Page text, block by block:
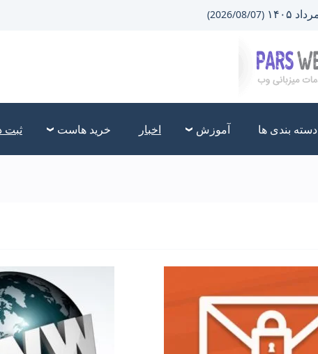
(2026/08/07)
دسته بندی ها آموزش اخبار خرید هاست ثبت